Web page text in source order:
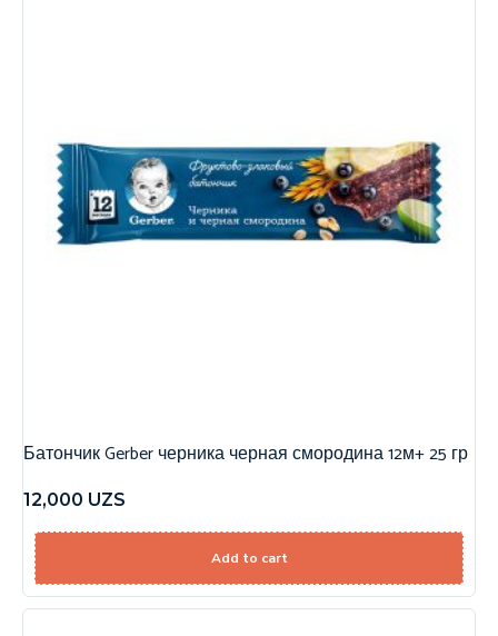
Батончик Gerber черника черная смородина 12м+ 25 гр
12,000 UZS
Add to cart